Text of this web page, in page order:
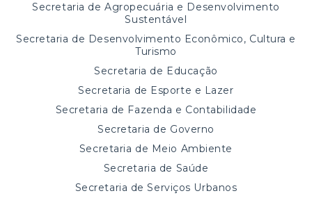
Secretaria de Agropecuária e Desenvolvimento
Sustentável
Secretaria de Desenvolvimento Econômico, Cultura e
Turismo
Secretaria de Educação
Secretaria de Esporte e Lazer
Secretaria de Fazenda e Contabilidade
Secretaria de Governo
Secretaria de Meio Ambiente
Secretaria de Saúde
Secretaria de Serviços Urbanos